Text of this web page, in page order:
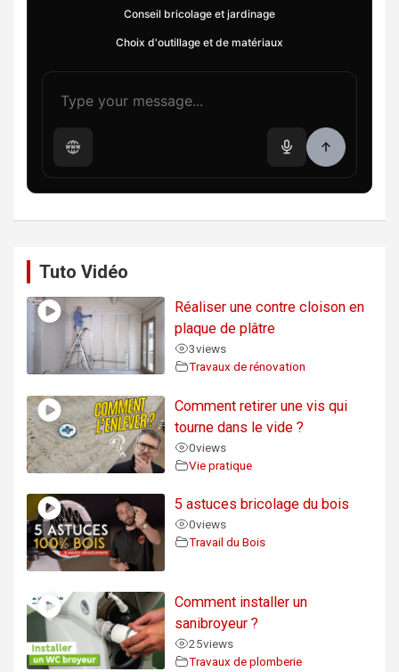
Conseil bricolage et jardinage
Choix d'outillage et de matériaux
Tuto Vidéo
Réaliser une contre cloison en
plaque de plâtre
3views
Travaux de rénovation
Comment retirer une vis qui
tourne dans le vide ?
0views
Vie pratique
5 astuces bricolage du bois
0views
Travail du Bois
Comment installer un
sanibroyeur ?
25views
Travaux de plomberie